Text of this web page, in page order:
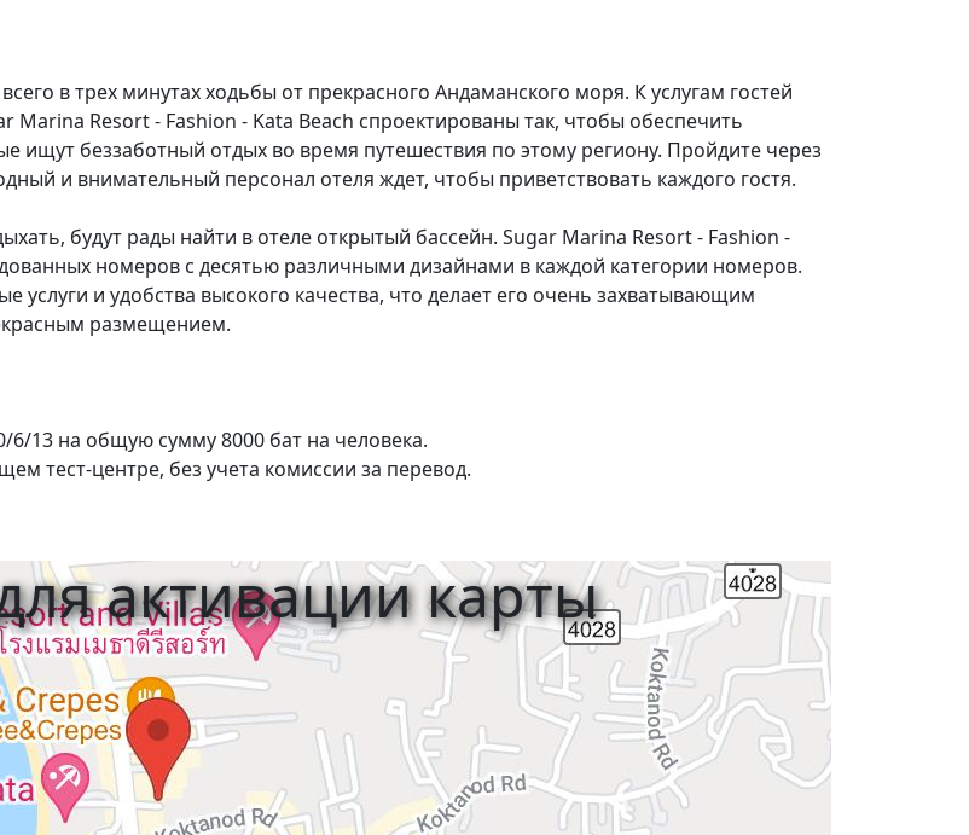
в трех минутах ходьбы от прекрасного Андаманского моря. К услугам гостей
Resort - Fashion - Kata Beach спроектированы так, чтобы обеспечить
ищут беззаботный отдых во время путешествия по этому региону. Пройдите через
и внимательный персонал отеля ждет, чтобы приветствовать каждого гостя.
будут рады найти в отеле открытый бассейн. Sugar Marina Resort - Fashion -
номеров с десятью различными дизайнами в каждой категории номеров.
услуги и удобства высокого качества, что делает его очень захватывающим
размещением.
6/13 на общую сумму 8000 бат на человека.
тест-центре, без учета комиссии за перевод.
активации карты